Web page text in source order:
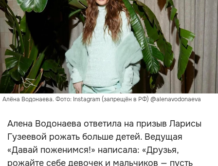
Алёна Водонаева. Фото: Instagram (запрещён в РФ) @alenavodonaeva
Алена Водонаева ответила на призыв Ларисы
Гузеевой рожать больше детей. Ведущая
«Давай поженимся!» написала: «Друзья,
рожайте себе девочек и мальчиков — пусть